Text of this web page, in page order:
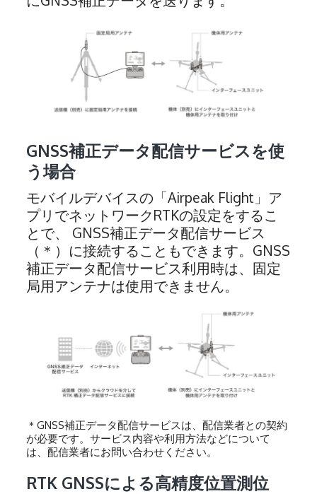
GNSS補正データ配信サービスを使
う場合
モバイルデバイスの「Airpeak Flight」ア
プリでネットワークRTKの設定をするこ
とで、 GNSS補正データ配信サービス
（＊）に接続することもできます。GNSS
補正データ配信サービス利用時は、固定
局用アンテナは使用できません。
＊GNSS補正データ配信サービスは、配信業者との契約
が必要です。サービス内容や利用方法などについて
は、配信業者にお問い合わせください。
RTK GNSSによる高精度位置測位